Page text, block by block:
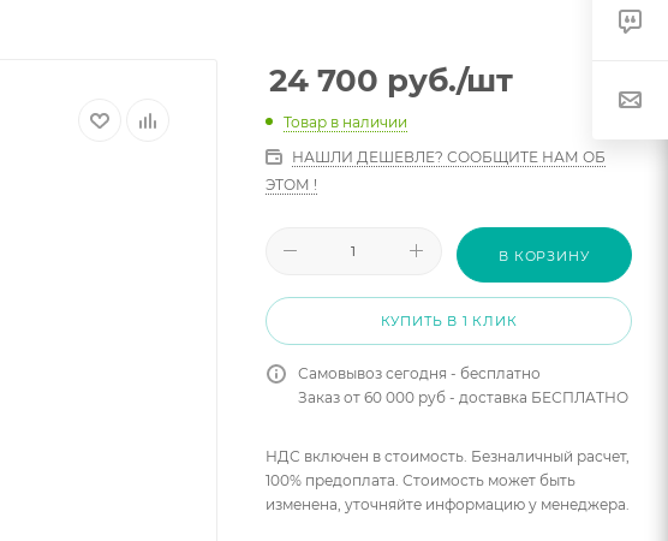
24 700 руб./шт
Товар в наличии
НАШЛИ ДЕШЕВЛЕ? СООБЩИТЕ НАМ ОБ
ЭТОМ !
В КОРЗИНУ
КУПИТЬ В 1 КЛИК
Самовывоз сегодня - бесплатно
Заказ от 60 000 руб - доставка БЕСПЛАТНО
НДС включен в стоимость. Безналичный расчет,
100% предоплата. Стоимость может быть
изменена, уточняйте информацию у менеджера.